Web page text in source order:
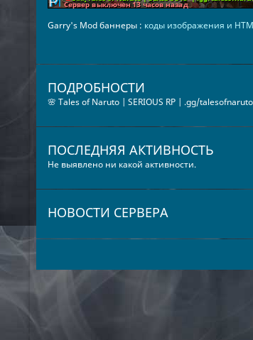
Garry's Mod баннеры : коды изображения и
ПОДРОБНОСТИ
🌸 Tales of Naruto | SERIOUS RP | .gg/
ПОСЛЕДНЯЯ АКТИВНОСТЬ
Не выявлено ни какой активности.
НОВОСТИ СЕРВЕРА